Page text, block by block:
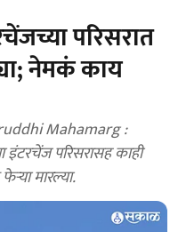
परिसरात
नेमकं काय
Mahamarg :
इंटरचेंज परिसरासह काही
मारल्या.